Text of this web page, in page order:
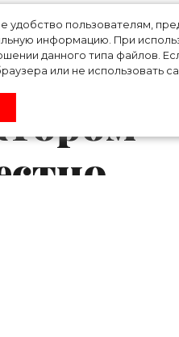
удобство пользователям,
информацию. При
данного типа файлов.
или не использовать